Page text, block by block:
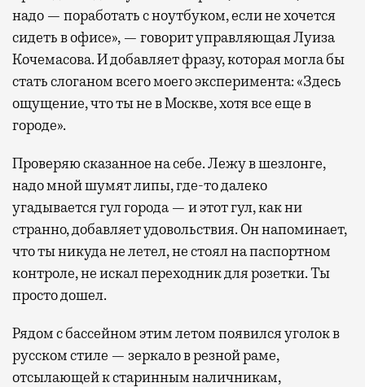
надо — поработать с ноутбуком, если не хочется
сидеть в офисе», — говорит управляющая Луиза
Кочемасова. И добавляет фразу, которая могла бы
стать слоганом всего моего эксперимента: «Здесь
ощущение, что ты не в Москве, хотя все еще в
городе».
Проверяю сказанное на себе. Лежу в шезлонге,
надо мной шумят липы, где-то далеко
угадывается гул города — и этот гул, как ни
странно, добавляет удовольствия. Он напоминает,
что ты никуда не летел, не стоял на паспортном
контроле, не искал переходник для розетки. Ты
просто дошел.
Рядом с бассейном этим летом появился уголок в
русском стиле — зеркало в резной раме,
отсылающей к старинным наличникам,